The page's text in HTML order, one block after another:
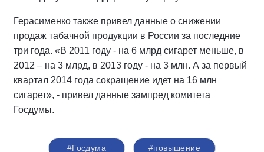
Герасименко также привел данные о снижении
продаж табачной продукции в России за последние
три года. «В 2011 году - на 6 млрд сигарет меньше, в
2012 – на 3 млрд, в 2013 году - на 3 млн. А за первый
квартал 2014 года сокращение идет на 16 млн
сигарет», - привел данные зампред комитета
Госдумы.
#Госдума #повышение